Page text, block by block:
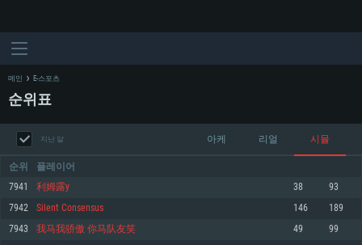
시스템 요구사항
메인 E-스포츠
순위표
지난 달 아케 리얼 시뮬
순위 플레이어
7941 利姆露y 38 93
7942 Silent Consensus 146 189
7943 我马我骄傲 你马队友笑 49 99